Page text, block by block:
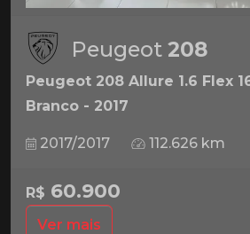
Peugeot 208
Peugeot 208 Allure 1.6 Flex
Branco - 2017
2017/2017 112.626 km
R$ 60.900
Ver mais